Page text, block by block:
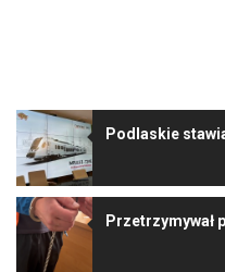
Podlaskie
Przetrzymywał